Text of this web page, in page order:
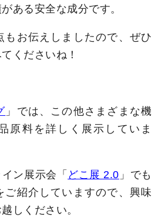
ある安全な成分です。
もお伝えしましたので、ぜひ
くださいね！
」では、この他さまざまな機
原料を詳しく展示していま
ン展示会「 どこ展 2.0 」でも
ご紹介していますので、興味
しください。